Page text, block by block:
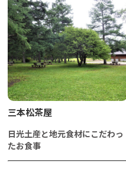
三本松茶屋
日光土産と地元食材にこだわっ
たお食事